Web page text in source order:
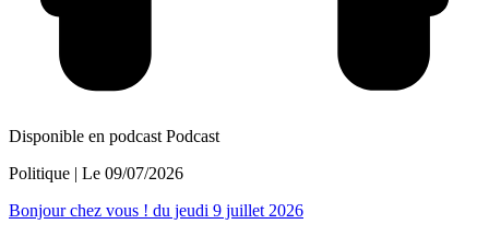
Disponible en podcast Podcast
Politique | Le 09/07/2026
Bonjour chez vous ! du jeudi 9 juillet 2026